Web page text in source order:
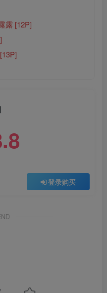
露 [12P]
登录购买